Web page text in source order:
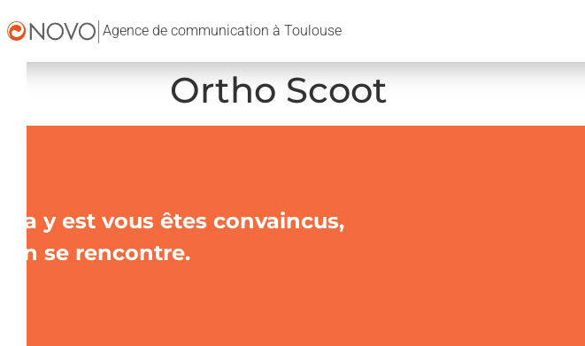
Agence de communication à Toulouse
Ortho Scoot
Ça y est vous êtes convaincus,
on se rencontre.